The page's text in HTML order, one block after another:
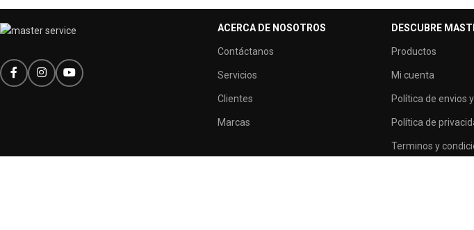
ACERCA DE NOSOTROS
Contáctanos
Servicios
Clientes
Marcas
DESCUBRE
Productos
Mi cuenta
Política de envios
Política de
Terminos y